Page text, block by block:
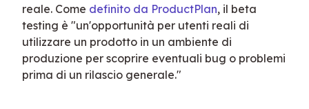
reale. Come definito da ProductPlan, il beta
testing è "un'opportunità per utenti reali di
utilizzare un prodotto in un ambiente di
produzione per scoprire eventuali bug o problemi
prima di un rilascio generale."